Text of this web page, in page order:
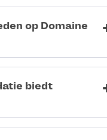
op Domaine
biedt